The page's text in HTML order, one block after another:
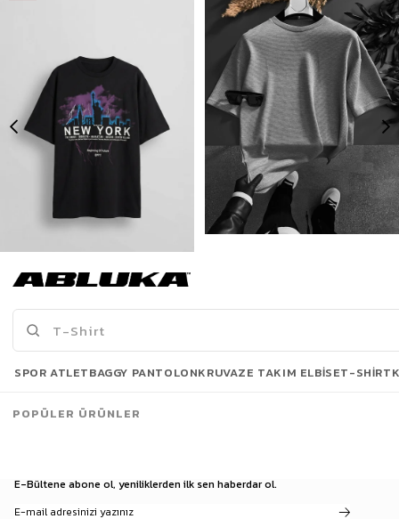
Erkek New York Baskılı Oversize T-Shirt Siyah
Son Bakılanlar
E-Bültene abone ol, yeniliklerden ilk sen haberdar ol.
SPOR ATLETBAGGY PANTOLONKRUVAZE TAKIM ELBISET-SHIRT
POPÜLER ÜRÜNLER